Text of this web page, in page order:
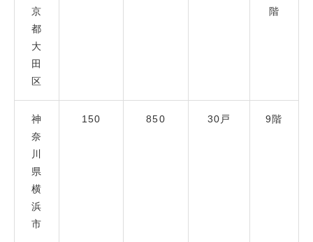
京
都
大
田
区
階
神
奈
川
県
横
浜
市
150 850 30戸 9階